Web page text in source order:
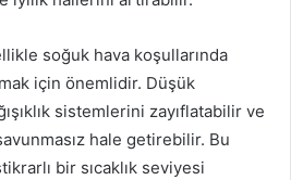
soğuk hava koşullarında
için önemlidir. Düşük
sistemlerini zayıflatabilir ve
hale getirebilir. Bu
bir sıcaklık seviyesi